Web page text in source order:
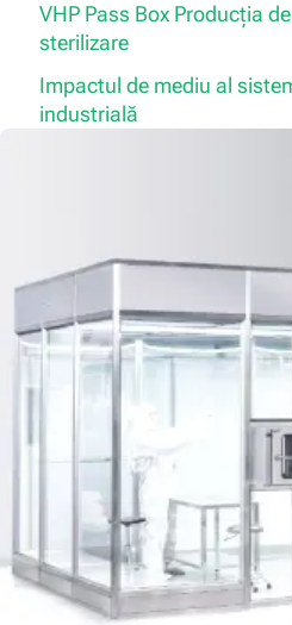
VHP Pass Box Producția
sterilizare
Impactul de mediu al
industrială